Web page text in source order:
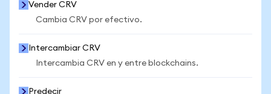
Vender CRV
Cambia CRV por efectivo.
Intercambiar CRV
Intercambia CRV en y entre blockchains.
Predecir